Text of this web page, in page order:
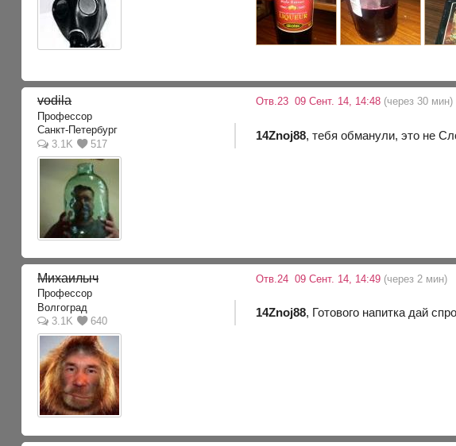
vodila
Профессор
Санкт-Петербург
3.1K
517
Отв.23 09 Сент. 14, 14:48 (через 30 мин)
14Znoj88, тебя обманули, это не
Михаилыч
Профессор
Волгоград
3.1K
640
Отв.24 09 Сент. 14, 14:49 (через 2 мин)
14Znoj88, Готового напитка дай